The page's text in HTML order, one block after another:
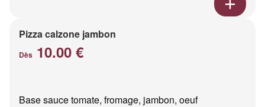
Pizza calzone jambon
Dès 10.00 €
Base sauce tomate, fromage, jambon, oeuf